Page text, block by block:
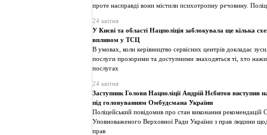
проте насправді вони містили психотропну речовину.
24 квітня
У Києві та області Нацполіція заблокувала ще кілька
впливом у ТСЦ
В умовах, коли керівництво сервісних центрів докладає
послуги прозорими та доступними знаходяться ті, хто
послугах
24 квітня
Заступник Голови Нацполіції Андрій Нєбитов виступив на
під головуванням Омбудсмана України
Поліцейський повідомив про стан виконання рекомендацій
Уповноваженого Верховної Ради України з прав людини
прав